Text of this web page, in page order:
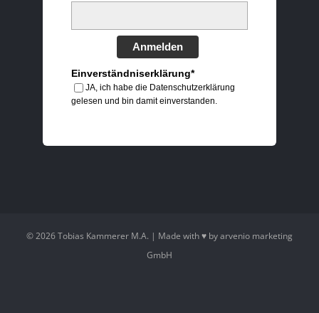
Anmelden
Einverständniserklärung*
JA, ich habe die Datenschutzerklärung
gelesen und bin damit einverstanden.
©2026 Tobias Kammerer M.A. | Made with ♥ byarvenio marketing
GmbH